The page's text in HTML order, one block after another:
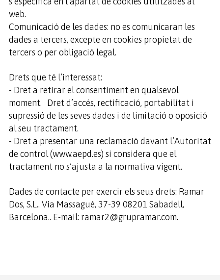
web.
Comunicació de les dades: no es comunicaran les
dades a tercers, excepte en cookies propietat de
tercers o per obligació legal.
Drets que té l’interessat:
- Dret a retirar el consentiment en qualsevol
moment. Dret d’accés, rectificació, portabilitat i
supressió de les seves dades i de limitació o oposició
al seu tractament.
- Dret a presentar una reclamació davant l’Autoritat
de control (www.aepd.es) si considera que el
tractament no s’ajusta a la normativa vigent.
Dades de contacte per exercir els seus drets: Ramar
Dos, S.L.. Via Massagué, 37-39 08201 Sabadell,
Barcelona.. E-mail: ramar2@grupramar.com.